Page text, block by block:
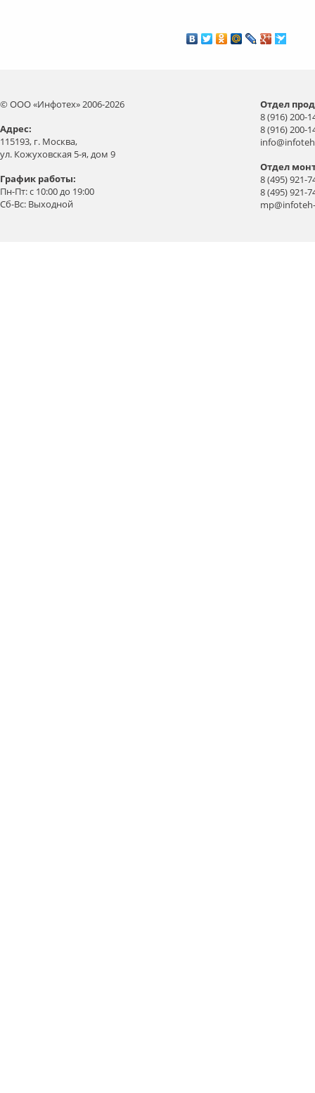
© ООО «Инфотех» 2006-2026
Aдрес:
115193, г. Москва,
ул. Кожуховская 5-я, дом 9
График работы:
Пн-Пт: с 10:00 до 19:00
Сб-Вс: Выходной
Отдел
8 (916) 200-
8 (916) 200-
Отдел
8 (495) 921-
8 (495) 921-